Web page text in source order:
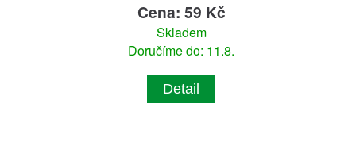
Cena: 59 Kč
Skladem
Doručíme do: 11.8.
Detail